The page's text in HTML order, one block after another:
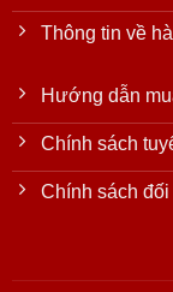
Thông tin về
Hướng dẫn
Chính sách
Chính sách